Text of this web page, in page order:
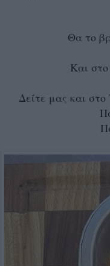
Θα το
Και
Δείτε μας και στο